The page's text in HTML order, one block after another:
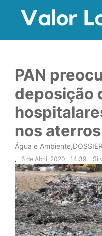
PAN
deposição
nos aterros
Água e Ambiente,
, 6 de Abril, 2020 14:39,